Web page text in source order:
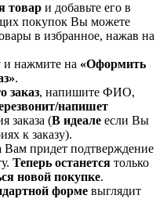
товар и добавьте его в
покупок Вы можете
в избранное, нажав на
и нажмите на «Оформить
.
заказ, напишите ФИО,
напишет
заказа (В идеале если Вы
к заказу).
Вам придет подтверждение
Теперь останется только
новой покупке.
форме выглядит